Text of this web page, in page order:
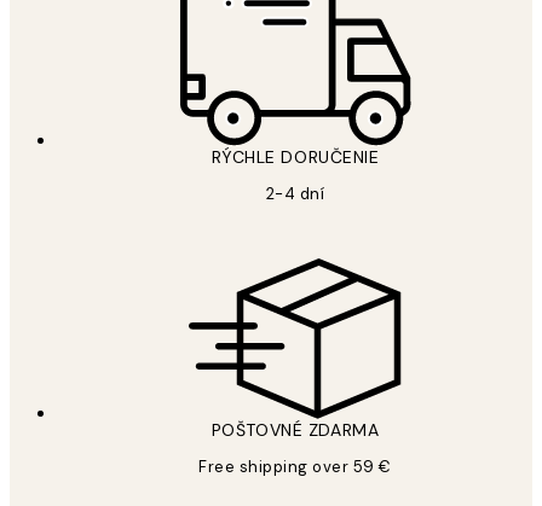
RÝCHLE DORUČENIE
2-4 dní
POŠTOVNÉ ZDARMA
Free shipping over 59 €